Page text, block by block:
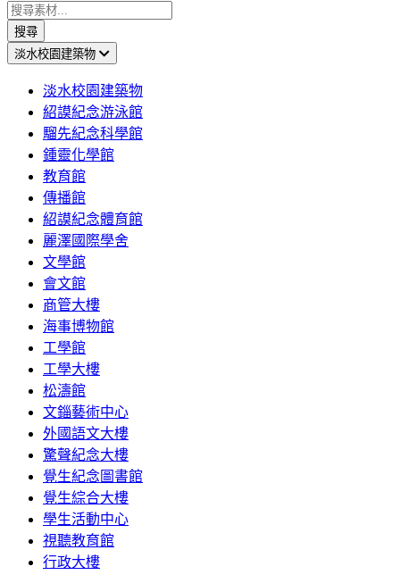
搜尋
淡水校園建築物
淡水校園建築物
紹謨紀念游泳館
騮先紀念科學館
鍾靈化學館
教育館
傳播館
紹謨紀念體育館
麗澤國際學舍
文學館
會文館
商管大樓
海事博物館
工學館
工學大樓
松濤館
文錙藝術中心
外國語文大樓
驚聲紀念大樓
覺生紀念圖書館
覺生綜合大樓
學生活動中心
視聽教育館
行政大樓